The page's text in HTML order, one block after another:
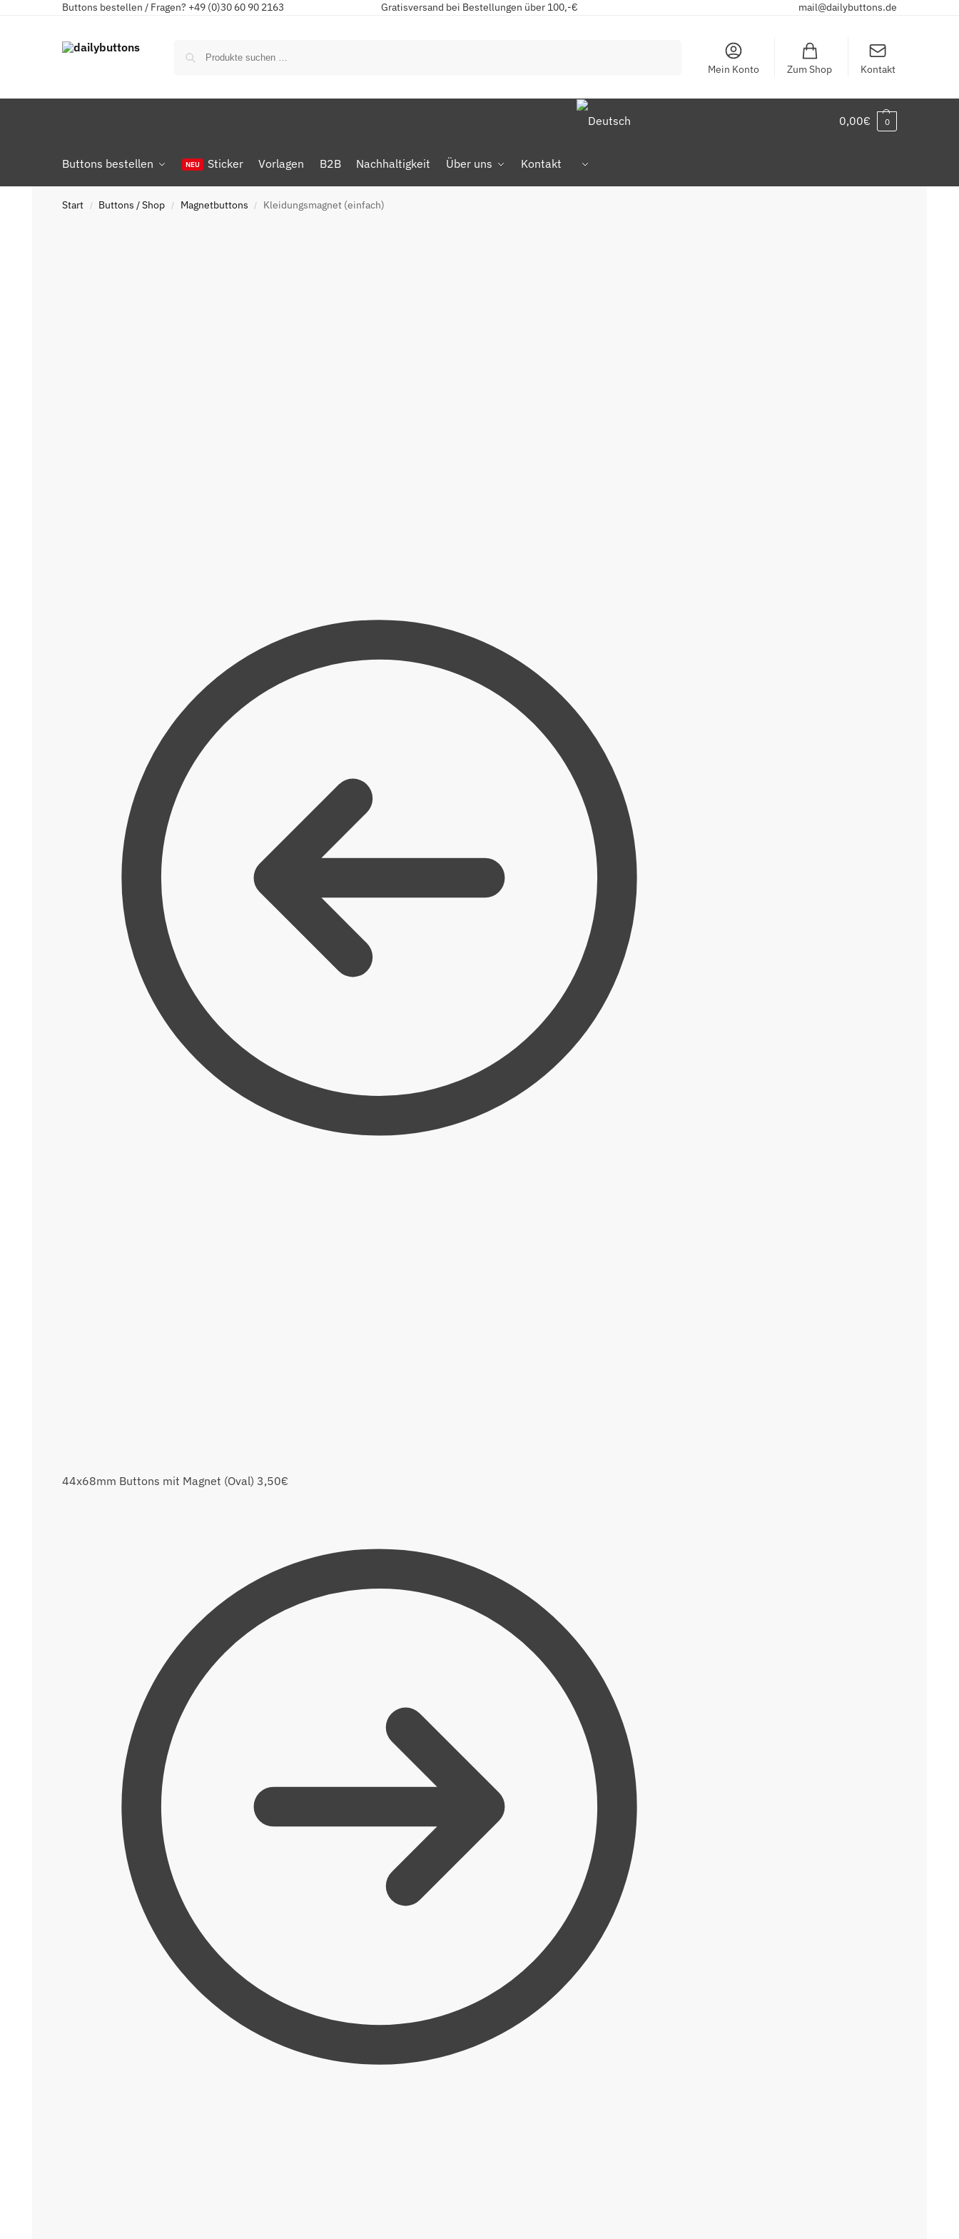
Buttons bestellen / Fragen? +49 (0)30 60 90 2163 Gratisversand bei Bestellungen über 100,-€ mail@dailybuttons.de
Mein Konto Zum Shop Kontakt
Buttons bestellen Sticker Vorlagen B2B Nachhaltigkeit Über uns Kontakt
0,00€ 0
Start / Buttons / Shop / Magnetbuttons / Kleidungsmagnet (einfach)
44x68mm Buttons mit Magnet (Oval) 3,50€